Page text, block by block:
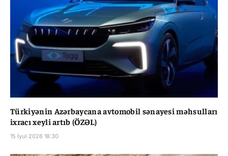
Türkiyənin Azərbaycana avtomobil sənayesi məhsulları
ixracı xeyli artıb (ÖZƏL)
15 İyul 2026 18:30